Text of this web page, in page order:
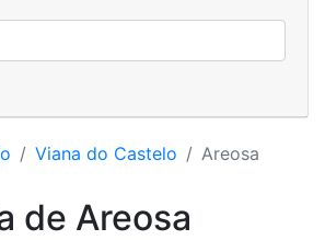
Viana do Castelo Areosa
de Areosa